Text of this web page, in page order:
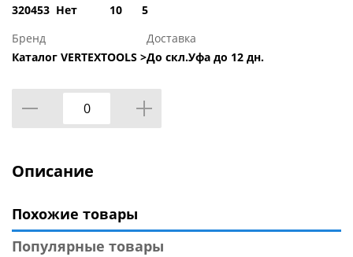
320453 Нет
10
5
Бренд
Каталог VERTEXTOOLS >
Доставка
До скл.Уфа до 12 дн.
Описание
Похожие товары
Популярные товары